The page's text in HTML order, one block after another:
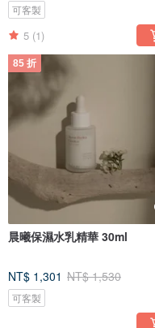
可客製
5 (1)
85 折
晨曦保濕水乳精華 30ml
NT$ 1,301 NT$ 1,530
可客製